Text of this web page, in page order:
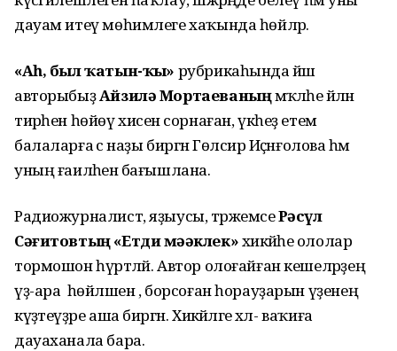
дауам итеү мөһимлеге хаҡында һөйләр.
«Аһ, был ҡатын-ҡыҙ» рубрикаһында йәш
авторыбыҙАйзилә Мортаеваныңмәҡәләһе әйләнә
тирәһен һөйөү хисенә сорнаған, үкһеҙ етем
балаларға әсә наҙы биргән Гөлсирә Иҫәнғолова һәм
уның ғаиләһенә бағышлана.
Радиожурналист, яҙыусы, тәржемәсеРәсүл
Сәғитовтың «Етди мәҙәклек»хикәйәһе ололар
тормошон һүрәтләй. Автор олоғайған кешеләрҙең
үҙ-ара һөйләшен , борсоған һорауҙарын үҙенең
күҙәтеүҙәре аша биргән. Хикәйәләге хәл- ваҡиға
дауаханала бара.